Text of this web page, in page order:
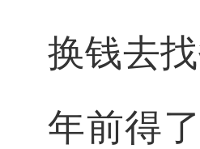
换钱去
年前得